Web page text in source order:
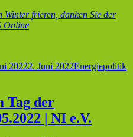
Winter frieren, danken Sie der
Online
20222. Juni 2022Energiepolitik
Tag der
| NI e.V.